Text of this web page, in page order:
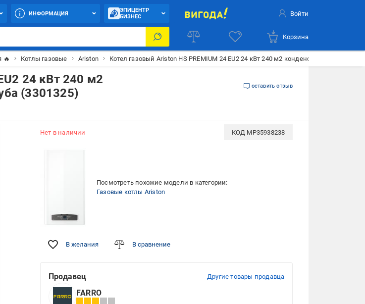
ИНФОРМАЦИЯ
ЭПИЦЕНТР
БИЗНЕС
Войти
Корзина
🔥 Котлы газовые Ariston Котел газовый Ariston HS PREMIUM 24 EU2 24 кВт 240 м2 конденсационный
24 кВт 240 м2
(3301325)
оставить отзыв
Нет в наличии КОД MP35938238
Посмотреть похожие модели в категории:
Газовые котлы Ariston
В желания В сравнение
Продавец Другие товары продавца
FARRO